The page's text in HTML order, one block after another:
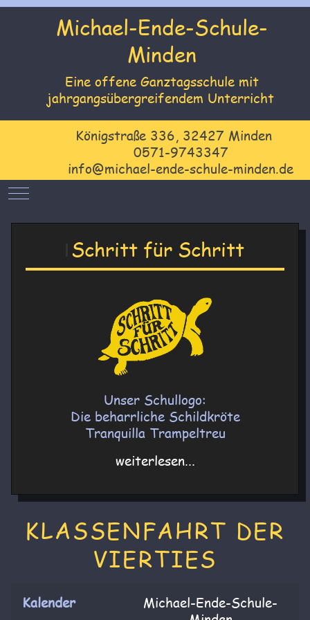
Michael-Ende-Schule-
Minden
Eine offene Ganztagsschule mit
jahrgangsübergreifendem Unterricht
Königstraße 336, 32427 Minden
0571-9743347
info@michael-ende-schule-minden.de
Mobile Menu Toggle
Schritt für Schritt
Unser Schullogo:
Die beharrliche Schildkröte
Tranquilla Trampeltreu
weiterlesen...
KLASSENFAHRT DER
VIERTIES
Kalender
Michael-Ende-Schule-